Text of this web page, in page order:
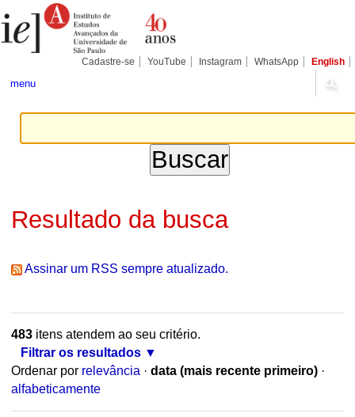
para
conteúdo.
Pessoais
Cadastre-se YouTube Instagram WhatsApp English
menu
Resultado da busca
Assinar um RSS sempre atualizado.
483itens atendem ao seu critério.
Filtrar os resultados
Ordenar por relevância · data (mais recente primeiro) ·
alfabeticamente